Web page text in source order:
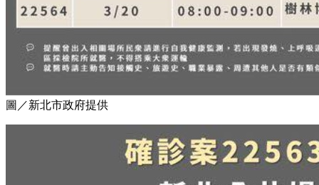
圖／新北市政府提供